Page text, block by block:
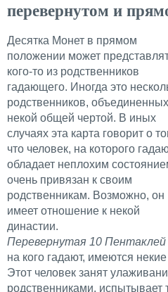
перевернутом и
Десятка Монет в прямом
положении может
кого-то из родственников
гадающего. Иногда это
родственников, объединенных
некой общей чертой. В иных
случаях эта карта говорит о
что человек, на которого
обладает неплохим
очень привязан к своим
родственникам. Возможно, он
имеет отношение к некой
династии.
Перевернутая 10 Пентаклей
на кого гадают, имеются
Этот человек занят
родственниками, испытывает